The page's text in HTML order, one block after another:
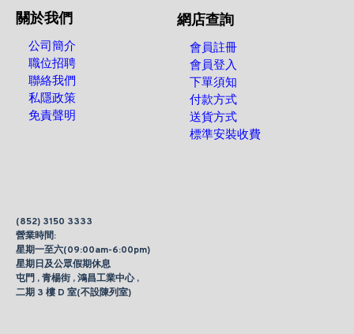
關於我們
公司簡介
職位招聘
聯絡我們
私隱政策
免責聲明
網店查詢
會員註冊
會員登入
下單須知
付款方式
送貨方式
標準安裝收費
(852) 3150 3333
營業時間:
星期一至六(09:00am-6:00pm)
星期日及公眾假期休息
屯門 , 青楊街 , 鴻昌工業中心 ,
二期 3 樓 D 室(不設陳列室)